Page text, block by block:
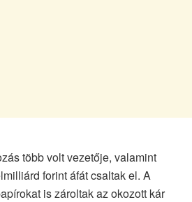
több volt vezetője, valamint
forint áfát csaltak el. A
is zároltak az okozott kár